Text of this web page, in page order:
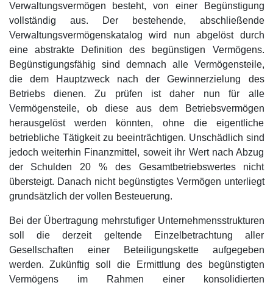
Verwaltungsvermögen besteht, von einer Begünstigung
vollständig aus. Der bestehende, abschließende
Verwaltungsvermögenskatalog wird nun abgelöst durch
eine abstrakte Definition des begünstigen Vermögens.
Begünstigungsfähig sind demnach alle Vermögensteile,
die dem Hauptzweck nach der Gewinnerzielung des
Betriebs dienen. Zu prüfen ist daher nun für alle
Vermögensteile, ob diese aus dem Betriebsvermögen
herausgelöst werden könnten, ohne die eigentliche
betriebliche Tätigkeit zu beeinträchtigen. Unschädlich sind
jedoch weiterhin Finanzmittel, soweit ihr Wert nach Abzug
der Schulden 20 % des Gesamtbetriebswertes nicht
übersteigt. Danach nicht begünstigtes Vermögen unterliegt
grundsätzlich der vollen Besteuerung.
Bei der Übertragung mehrstufiger Unternehmensstrukturen
soll die derzeit geltende Einzelbetrachtung aller
Gesellschaften einer Beteiligungskette aufgegeben
werden. Zukünftig soll die Ermittlung des begünstigten
Vermögens im Rahmen einer konsolidierten